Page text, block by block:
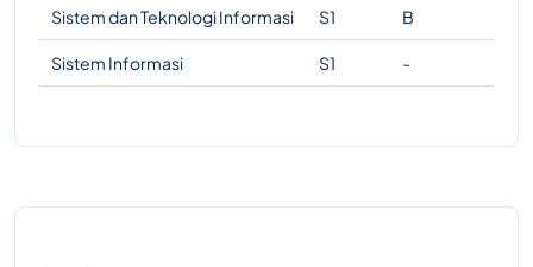
Sistem dan Teknologi Informasi S1 B
Sistem Informasi S1 -